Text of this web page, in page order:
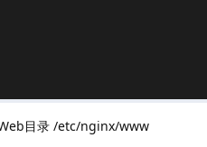
目录 /etc/nginx/www